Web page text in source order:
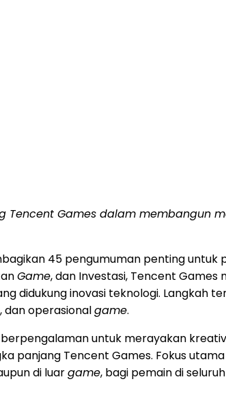
Games dalam membangun
45 pengumuman penting
Game, dan Investasi, Tencent
didukung inovasi teknologi. Langkah
operasionalgame.
untuk merayakan
Tencent Games. Fokus
di luargame, bagi pemain di